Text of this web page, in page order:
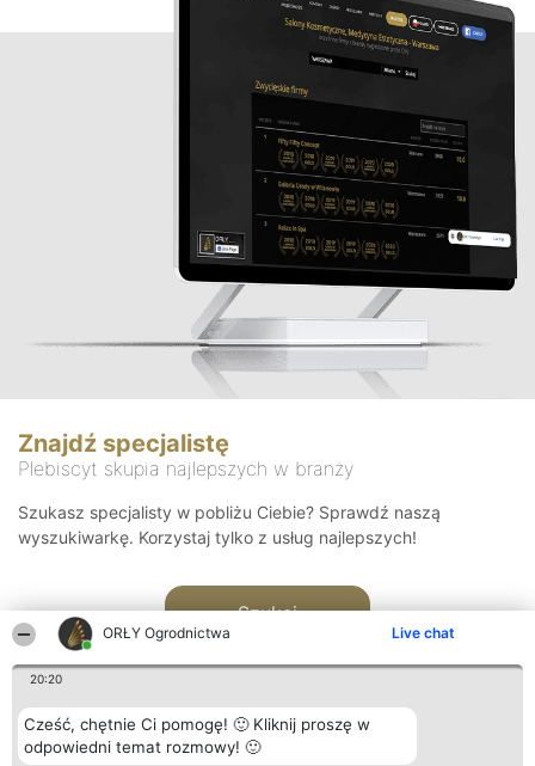
ORŁY Ogrodnictwa Live chat
20:20
Cześć, chętnie Ci pomogę! 🙂 Kliknij proszę w
odpowiedni temat rozmowy! 🙂
Znajdź specjalistę
Plebiscyt skupia najlepszych w branży
Szukasz specjalisty w pobliżu Ciebie? Sprawdź naszą
wyszukiwarkę. Korzystaj tylko z usług najlepszych!
Szukaj